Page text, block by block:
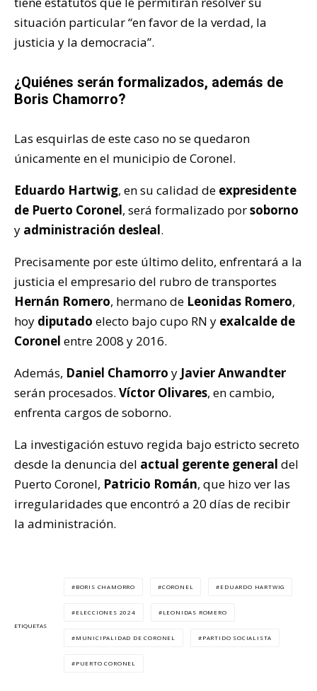
situación particular “en favor de la verdad, la
justicia y la democracia”.
¿Quiénes serán formalizados, además de
Boris Chamorro?
Las esquirlas de este caso no se quedaron
únicamente en el municipio de Coronel.
Eduardo Hartwig, en su calidad de expresidente
de Puerto Coronel, será formalizado porsoborno
y administración desleal.
Precisamente por este último delito, enfrentará a la
justicia el empresario del rubro de transportes
Hernán Romero, hermano de Leonidas Romero,
hoy diputado electo bajo cupo RN y exalcalde de
Coronel entre 2008 y 2016.
Además, Daniel Chamorro y Javier Anwandter
serán procesados. Víctor Olivares, en cambio,
enfrenta cargos de soborno.
La investigación estuvo regida bajo estricto secreto
desde la denuncia del actual gerente general del
Puerto Coronel, Patricio Román, que hizo ver las
irregularidades que encontró a 20 días de recibir
la administración.
ETIQUETAS
BORIS CHAMORRO CORONEL EDUARDO HARTWIG
ELECCIONES 2024 LEONIDAS ROMERO
MUNICIPALIDAD DE CORONEL PARTIDO SOCIALISTA
PUERTO CORONEL